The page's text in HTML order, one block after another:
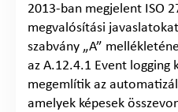
2013-ban megjelent ISO
megvalósítási
szabvány „A”
az A.12.4.1 Event logging
megemlítik az
amelyek képesek